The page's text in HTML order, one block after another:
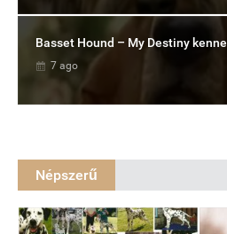
Basset Hound – My Destiny kennel
7 ago
Népszerű